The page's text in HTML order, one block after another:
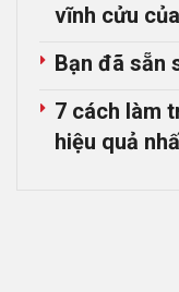
vĩnh cửu
Bạn đã sẵn
7 cách làm
hiệu quả